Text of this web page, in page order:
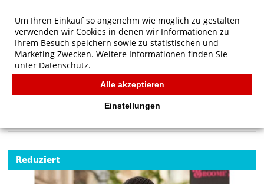
B&C KING Hooded
Reduziert
Um Ihren Einkauf so angenehm wie möglich zu gestalten
verwenden wir Cookies in denen wir Informationen zu
Ihrem Besuch speichern sowie zu statistischen und
Marketing Zwecken. Weitere Informationen finden Sie
unter Datenschutz.
Alle akzeptieren
Einstellungen